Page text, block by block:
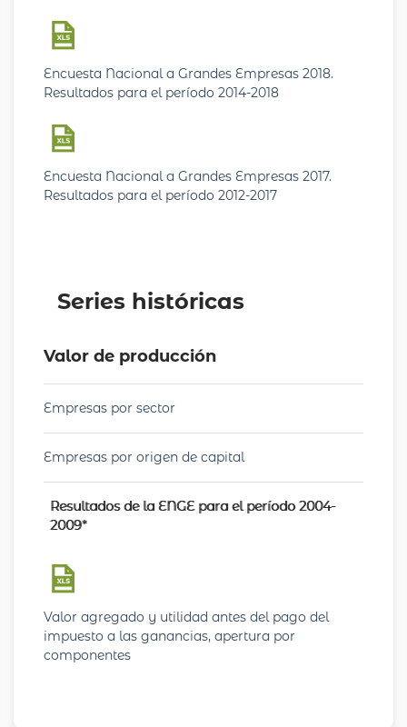
Encuesta Nacional a Grandes Empresas 2018.
Resultados para el período 2014-2018
Encuesta Nacional a Grandes Empresas 2017.
Resultados para el período 2012-2017
Series históricas
Valor de producción
Empresas por sector
Empresas por origen de capital
Resultados de la ENGE para el período 2004-
2009*
Valor agregado y utilidad antes del pago del
impuesto a las ganancias, apertura por
componentes